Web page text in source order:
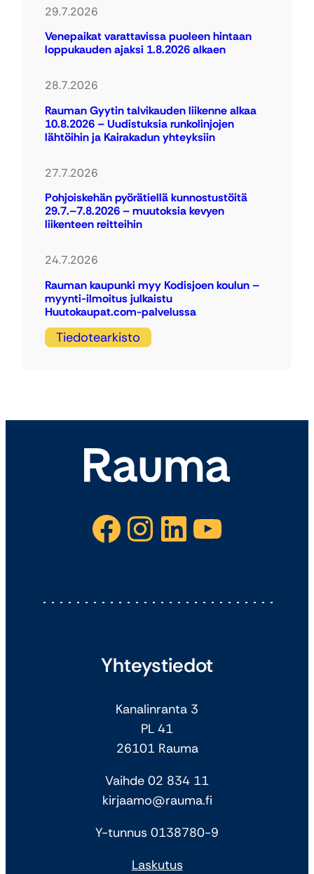
29.7.2026
Venepaikat varattavissa puoleen hintaan
loppukauden ajaksi 1.8.2026 alkaen
28.7.2026
Rauman Gyytin talvikauden liikenne alkaa
10.8.2026 – Uudistuksia runkolinjojen
lähtöihin ja Kairakadun yhteyksiin
27.7.2026
Pohjoiskehän pyörätiellä kunnostustöitä
29.7.–7.8.2026 – muutoksia kevyen
liikenteen reitteihin
24.7.2026
Rauman kaupunki myy Kodisjoen koulun –
myynti-ilmoitus julkaistu
Huutokaupat.com-palvelussa
Tiedotearkisto
Facebook Instagram LinkedIn YouTube
Yhteystiedot
Kanalinranta 3
PL 41
26101 Rauma
Vaihde 02 834 11
kirjaamo@rauma.fi
Y-tunnus 0138780-9
Laskutus